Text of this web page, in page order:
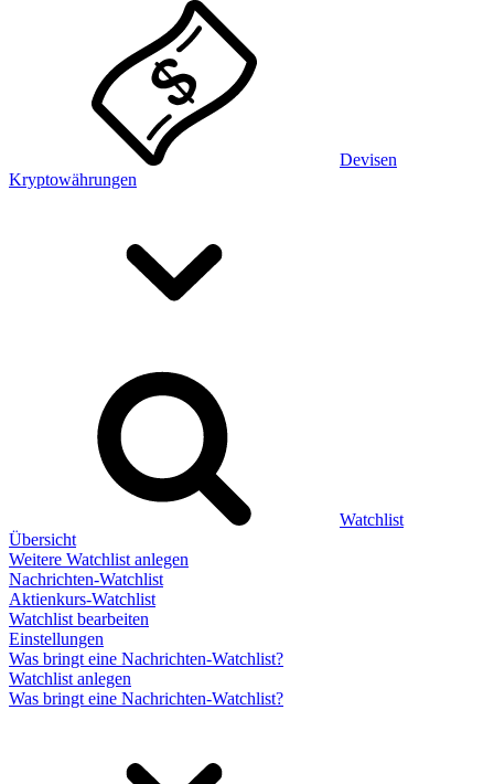
Devisen
Kryptowährungen
Watchlist
Übersicht
Weitere Watchlist anlegen
Nachrichten-Watchlist
Aktienkurs-Watchlist
Watchlist bearbeiten
Einstellungen
Was bringt eine Nachrichten-Watchlist?
Watchlist anlegen
Was bringt eine Nachrichten-Watchlist?